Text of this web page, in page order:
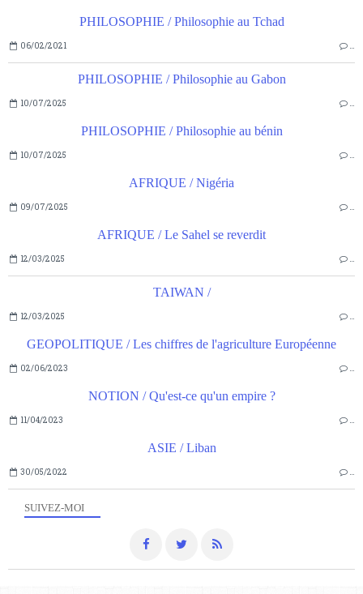
SUIVEZ-MOI
PHILOSOPHIE / Philosophie au Tchad
06/02/2021 …
PHILOSOPHIE / Philosophie au Gabon
10/07/2025 …
PHILOSOPHIE / Philosophie au bénin
10/07/2025 …
AFRIQUE / Nigéria
09/07/2025 …
AFRIQUE / Le Sahel se reverdit
12/03/2025 …
TAIWAN /
12/03/2025 …
GEOPOLITIQUE / Les chiffres de l'agriculture Européenne
02/06/2023 …
NOTION / Qu'est-ce qu'un empire ?
11/04/2023 …
ASIE / Liban
30/05/2022 …